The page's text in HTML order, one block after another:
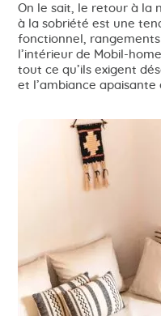
On le sait, le retour à la
à la sobriété est une
fonctionnel,
l’intérieur de Mobil-
tout ce qu’ils exigent
et l’ambiance apaisante